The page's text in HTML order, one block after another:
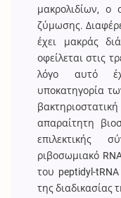
μακρολιδίων, ο
ζύμωσης.
έχει μακράς
οφείλεται στις
λόγο αυτό
υποκατηγορία
απαραίτητη
επιλεκτικής
ριβοσωμιακό
του peptidyl-
της διαδικασίας